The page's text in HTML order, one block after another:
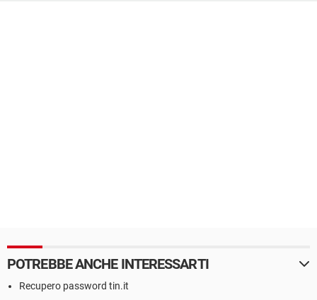
POTREBBE ANCHE INTERESSARTI
Recupero password tin.it